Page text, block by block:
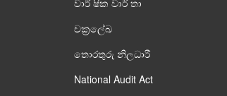
චක්‍රලේඛ
තොරතුරු නිලධාරී
National Audit Act